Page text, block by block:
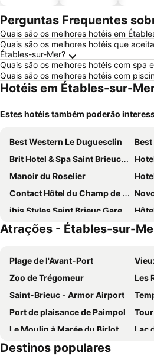
mento
Perguntas Frequentes
Quais são os melhores hotéis em
Quais são os melhores hotéis que
Étables-sur-Mer?
Quais são os melhores hotéis com spa
Quais são os melhores hotéis com
Hotéis em Étables-sur-
Estes hotéis também poderão
Best Western Le Duguesclin
Best
Brit Hotel & Spa Saint Brieuc Plérin
Manoir du Roselier
Contact Hôtel du Champ de Mars de Saint-Brieuc
ibis Styles Saint Brieuc Gare Centre
Hôtel Les Voisins Beaucemaine
B&B
Atrações - Étables-sur-
Plage de l'Avant-Port
Zoo de Trégomeur
Les
Saint-Brieuc - Armor Airport
Port de plaisance de Paimpol
Le Moulin à Marée du Birlot
Lac
Maison de la Chouannerie et de la Révolution
Destinos populares